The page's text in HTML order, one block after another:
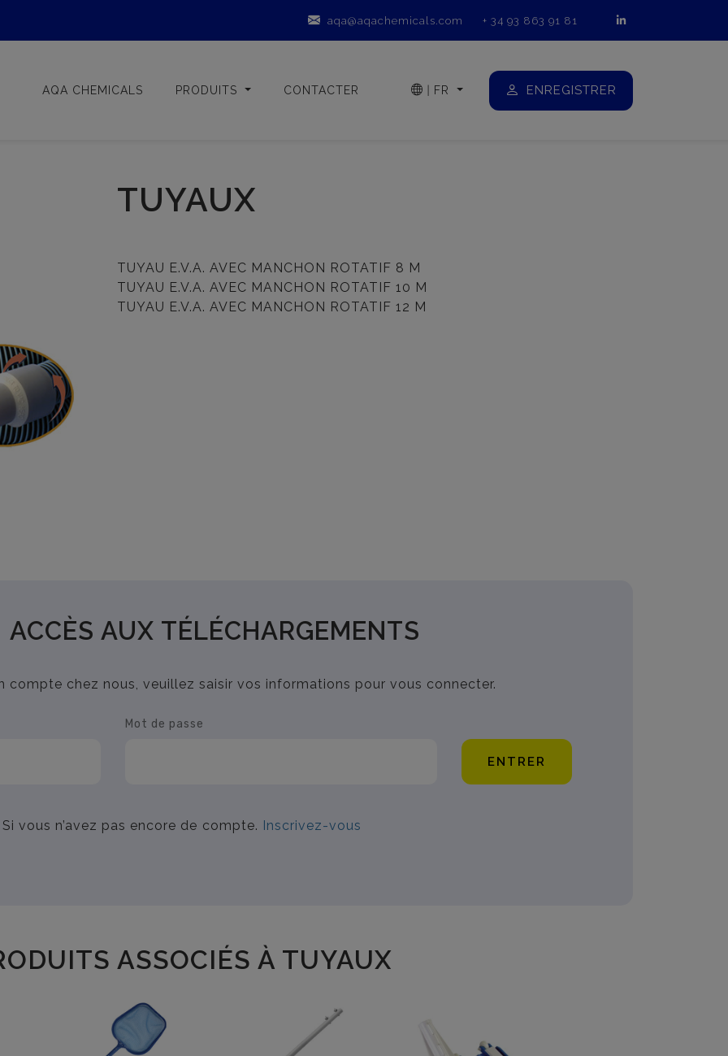
aqa@aqachemicals.com + 34 93 863 91 81
AQA CHEMICALS PRODUITS CONTACTER FR ENREGISTRER
TUYAUX
TUYAU E.V.A. AVEC MANCHON ROTATIF 8 M
TUYAU E.V.A. AVEC MANCHON ROTATIF 10 M
TUYAU E.V.A. AVEC MANCHON ROTATIF 12 M
ACCÈS AUX TÉLÉCHARGEMENTS
compte chez nous, veuillez saisir vos informations pour vous connecter.
Mot de passe
ENTRER
Si vous n’avez pas encore de compte. Inscrivez-vous
ASSOCIÉS À TUYAUX